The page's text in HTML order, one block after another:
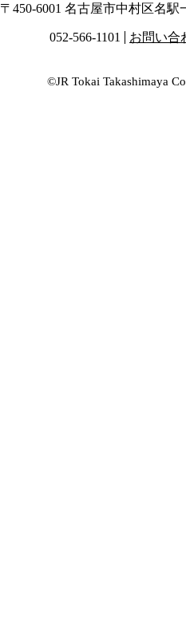
〒450-6001 名古屋市中村区名駅
052-566-1101 お問い合
©JR Tokai Takashimaya